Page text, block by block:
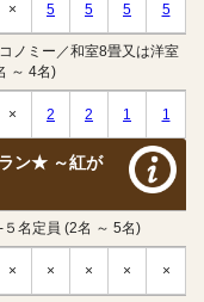
× 5 5 5 5
ノミー／和室8畳又は洋室
～ 4名)
× 2 2 1 1
ン★ ～紅が
名定員 (2名 ～ 5名)
× × × × ×